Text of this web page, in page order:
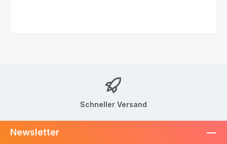
Schneller Versand
Newsletter